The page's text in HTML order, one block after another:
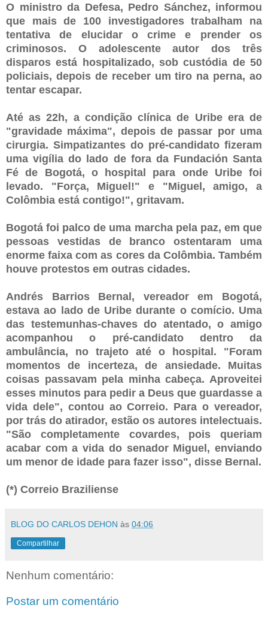
O ministro da Defesa, Pedro Sánchez, informou
que mais de 100 investigadores trabalham na
tentativa de elucidar o crime e prender os
criminosos. O adolescente autor dos três
disparos está hospitalizado, sob custódia de 50
policiais, depois de receber um tiro na perna, ao
tentar escapar.
Até as 22h, a condição clínica de Uribe era de
"gravidade máxima", depois de passar por uma
cirurgia. Simpatizantes do pré-candidato fizeram
uma vigília do lado de fora da Fundación Santa
Fé de Bogotá, o hospital para onde Uribe foi
levado. "Força, Miguel!" e "Miguel, amigo, a
Colômbia está contigo!", gritavam.
Bogotá foi palco de uma marcha pela paz, em que
pessoas vestidas de branco ostentaram uma
enorme faixa com as cores da Colômbia. Também
houve protestos em outras cidades.
Andrés Barrios Bernal, vereador em Bogotá,
estava ao lado de Uribe durante o comício. Uma
das testemunhas-chaves do atentado, o amigo
acompanhou o pré-candidato dentro da
ambulância, no trajeto até o hospital. "Foram
momentos de incerteza, de ansiedade. Muitas
coisas passavam pela minha cabeça. Aproveitei
esses minutos para pedir a Deus que guardasse a
vida dele", contou ao Correio. Para o vereador,
por trás do atirador, estão os autores intelectuais.
"São completamente covardes, pois queriam
acabar com a vida do senador Miguel, enviando
um menor de idade para fazer isso", disse Bernal.
(*) Correio Braziliense
BLOG DO CARLOS DEHON às 04:06
Compartilhar
Nenhum comentário:
Postar um comentário